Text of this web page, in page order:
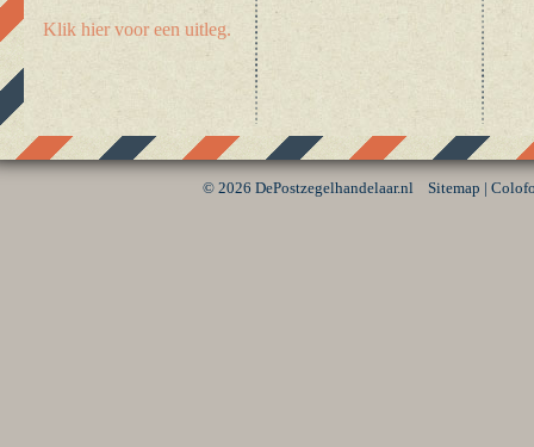
Klik hier voor een uitleg.
© 2026 DePostzegelhandelaar.nlSitemap |